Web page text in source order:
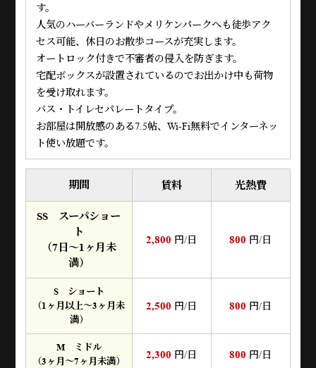
す。
人気のハーバーランドやメリケンパークへも徒歩アク
セス可能、休日のお散歩コースが充実します。
オートロック付きで不審者の侵入を防ぎます。
宅配ボックスが設置されているのでお出かけ中も荷物
を受け取れます。
バス・トイレセパレートタイプ。
お部屋は開放感のある7.5帖、Wi-Fi無料でインターネッ
ト使い放題です。
期間 賃料 光熱費
SS スーパショー
ト
（7日～1ヶ月未
満）
2,800 円/日 800 円/日
S ショート
（1ヶ月以上～3ヶ月未
満）
2,500 円/日 800 円/日
M ミドル
（3ヶ月～7ヶ月未満）
2,300 円/日 800 円/日